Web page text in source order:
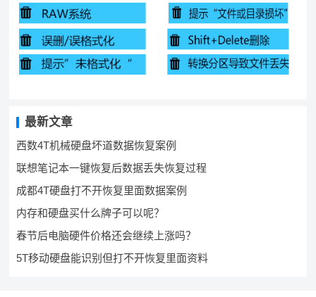
最新文章
西数4T机械硬盘坏道数据恢复案例
联想笔记本一键恢复后数据丢失恢复过程
成都4T硬盘打不开恢复里面数据案例
内存和硬盘买什么牌子可以呢？
春节后电脑硬件价格还会继续上涨吗？
5T移动硬盘能识别但打不开恢复里面资料